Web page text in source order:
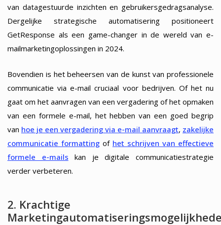
van datagestuurde inzichten en gebruikersgedragsanalyse.
Dergelijke strategische automatisering positioneert
GetResponse als een game-changer in de wereld van e-
mailmarketingoplossingen in 2024.
Bovendien is het beheersen van de kunst van professionele
communicatie via e-mail cruciaal voor bedrijven. Of het nu
gaat om het aanvragen van een vergadering of het opmaken
van een formele e-mail, het hebben van een goed begrip
van hoe je een vergadering via e-mail aanvraagt, zakelijke
communicatie formatting of het schrijven van effectieve
formele e-mails kan je digitale communicatiestrategie
verder verbeteren.
2. Krachtige